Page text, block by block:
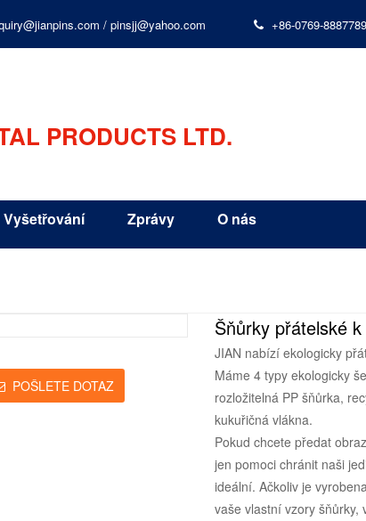
/ pinsjj@yahoo.com +86-0769-
PRODUCTS LTD.
Vyšetřování Zprávy O nás
POŠLETE DOTAZ
Šňůrky přátelské
JIAN nabízí ekologicky
Máme 4 typy ekologicky
rozložitelná PP šňůrka,
kukuřičná vlákna.
Pokud chcete předat
jen pomoci chránit naši
ideální. Ačkoliv je
vaše vlastní vzory šňůrky,